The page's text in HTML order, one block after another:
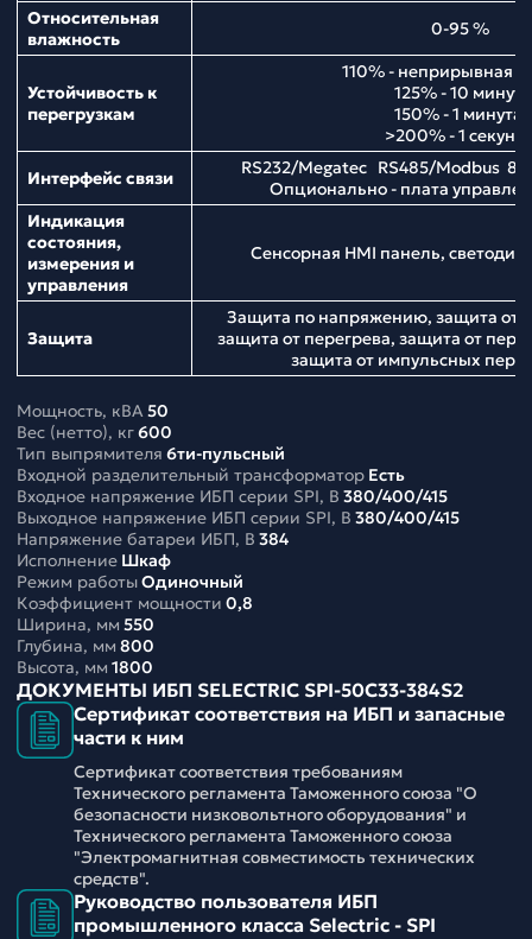
Относительная
влажность
0-95 %
Устойчивость к
перегрузкам
110% - неприрывная
125% - 10 минут;
150% - 1 минута;
>200% - 1
Интерфейс связи
RS232/Megatec RS485/Modbus 8
Опционально - плата
Индикация
состояния,
измерения и
управления
Сенсорная HMI панель,
Защита
Защита по напряжению, защита от
защита от перегрева, защита от
защита от импульсных
Мощность, кВА50
Вес (нетто), кг600
Тип выпрямителя 6ти-пульсный
Входной разделительный трансформатор Есть
Входное напряжение ИБП серии SPI, В 380/400/415
Выходное напряжение ИБП серии SPI, В 380/400/415
Напряжение батареи ИБП, В 384
Исполнение Шкаф
Режим работыОдиночный
Коэффициент мощности 0,8
Ширина, мм 550
Глубина, мм 800
Высота, мм 1800
ДОКУМЕНТЫ ИБП SELECTRIC SPI-50C33-384S2
Сертификат соответствия на ИБП и запасные
части к ним
Сертификат соответствия требованиям
Технического регламента Таможенного союза "О
безопасности низковольтного оборудования" и
Технического регламента Таможенного союза
"Электромагнитная совместимость технических
средств".
Руководство пользователя ИБП
промышленного класса Selectric - SPI